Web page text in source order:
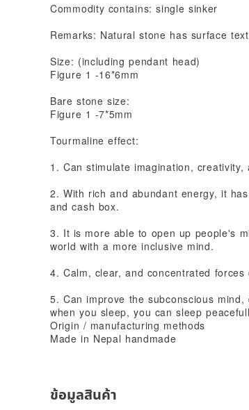
Commodity contains: single sinker
Remarks: Natural stone has surface
Size: (including pendant head)
Figure 1 -16*6mm
Bare stone size:
Figure 1 -7*5mm
Tourmaline effect:
1. Can stimulate imagination,
2. With rich and abundant energy, it
and cash box.
3. It is more able to open up people's
world with a more inclusive mind.
4. Calm, clear, and concentrated
5. Can improve the subconscious
when you sleep, you can sleep
Origin / manufacturing methods
Made in Nepal handmade
ข้อมูลสินค้า